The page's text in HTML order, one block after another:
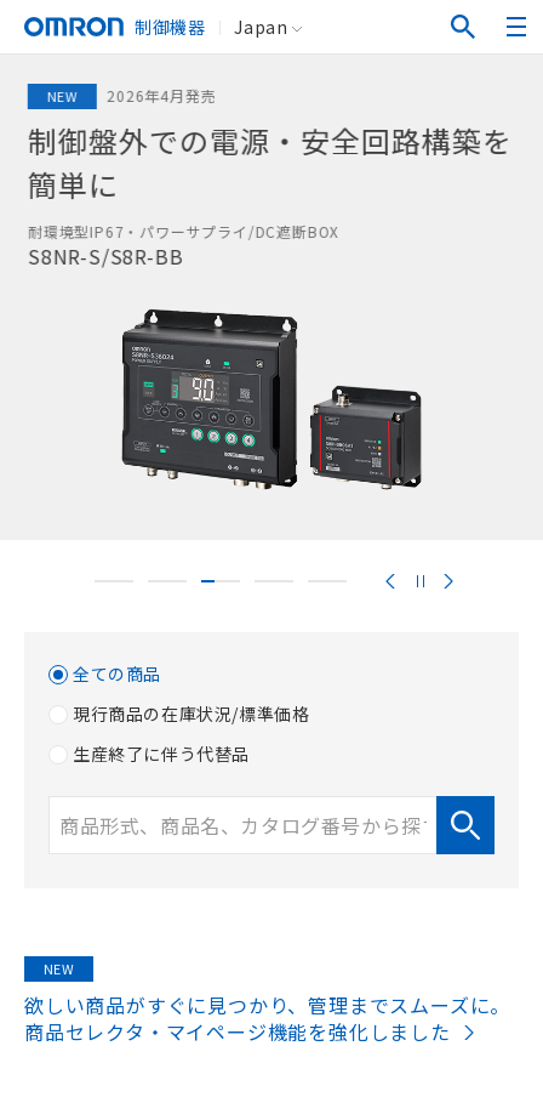
制御機器 Japan
NEW 2026年4月発売
制御盤外での電源・安全回路構築を
簡単に
耐環境型IP67・パワーサプライ/DC遮断BOX
S8NR-S/S8R-BB
全ての商品
現行商品の在庫状況/標準価格
生産終了に伴う代替品
NEW
欲しい商品がすぐに見つかり、管理までスムーズに。
商品セレクタ・マイページ機能を強化しました